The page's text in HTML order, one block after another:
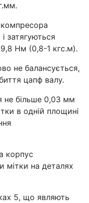
затягуються
Нм (0,8-1 кгс.м).
не балансується,
цапф валу.
не більше 0,03 мм
в одній площині
корпус
мітки на деталях
5, що являють